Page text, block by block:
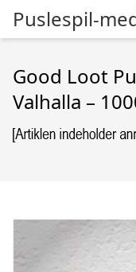
Puslespil-
Good Loot
Valhalla –